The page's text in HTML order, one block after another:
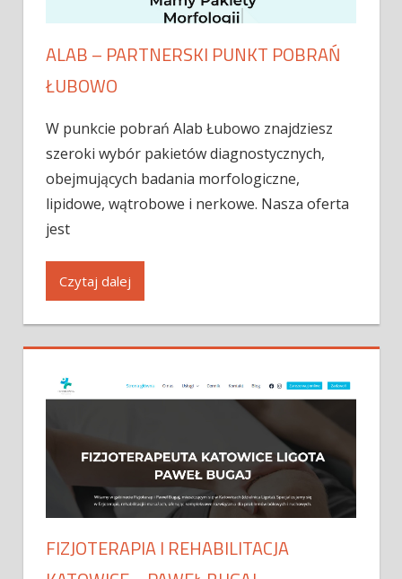
ALAB – PARTNERSKI PUNKT POBRAŃ
ŁUBOWO
W punkcie pobrań Alab Łubowo znajdziesz
szeroki wybór pakietów diagnostycznych,
obejmujących badania morfologiczne,
lipidowe, wątrobowe i nerkowe. Nasza oferta
jest
Czytaj dalej
FIZJOTERAPIA I REHABILITACJA